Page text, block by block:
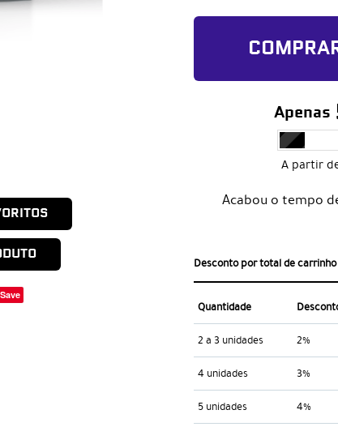
Save
Apenas
A partir
Acabou o tempo
Desconto por total de carrinho
Quantidade
2 a 3 unidades 2%
4 unidades 3%
5 unidades 4%